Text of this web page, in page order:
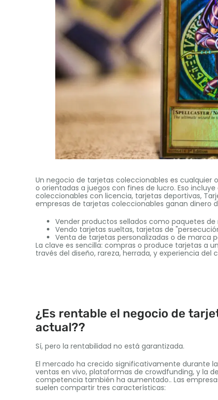
Un negocio de tarjetas coleccionables es
o orientadas a juegos con fines de lucro. Eso incluye
coleccionables con licencia, tarjetas deportivas,
empresas de tarjetas coleccionables ganan dinero
Vender productos sellados como paquetes
Vendo tarjetas sueltas, tarjetas de
Venta de tarjetas personalizadas o de marca
La clave es sencilla: compras o produce tarjetas a
través del diseño, rareza, herrada, y experiencia del
¿Es rentable el negocio de
actual??
Sí, pero la rentabilidad no está garantizada.
El mercado ha crecido significativamente durante
ventas en vivo, plataformas de crowdfunding, y la
competencia también ha aumentado.. Las
suelen compartir tres características: